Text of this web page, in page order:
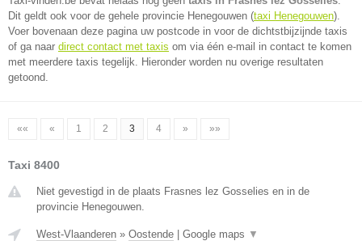
Dit geldt ook voor de gehele provincie Henegouwen (taxi Henegouwen).
Voer bovenaan deze pagina uw postcode in voor de dichtstbijzijnde taxis
of ga naar direct contact met taxis om via één e-mail in contact te komen
met meerdere taxis tegelijk. Hieronder worden nu overige resultaten
getoond.
«« « 1 2 3 4 » »»
Taxi 8400
Niet gevestigd in de plaats Frasnes lez Gosselies en in de
provincie Henegouwen.
West-Vlaanderen » Oostende Google maps ▼